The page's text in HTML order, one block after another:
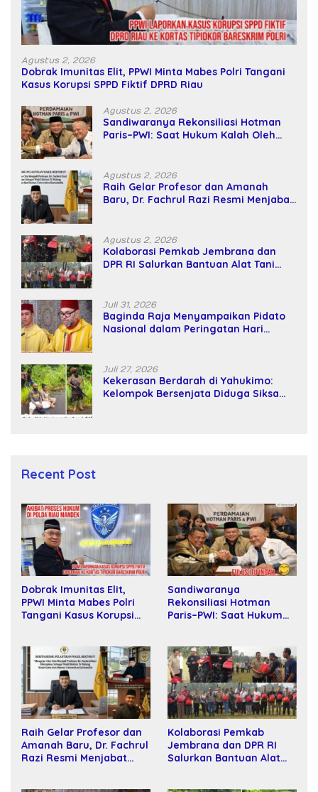
Agustus 2, 2026
Dobrak Imunitas Elit, PPWI Minta Mabes Polri Tangani
Kasus Korupsi SPPD Fiktif DPRD Riau
Agustus 2, 2026
Sandiwaranya Rekonsiliasi Hotman
Paris–PWI: Saat Hukum Kalah Oleh
Agustus 2, 2026
Raih Gelar Profesor dan Amanah
Baru, Dr. Fachrul Razi Resmi Menjabat
Agustus 2, 2026
Kolaborasi Pemkab Jembrana dan
DPR RI Salurkan Bantuan Alat Tani
Juli 31, 2026
Baginda Raja Menyampaikan Pidato
Nasional dalam Peringatan Hari
Juli 27, 2026
Kekerasan Berdarah di Yahukimo:
Kelompok Bersenjata Diduga Siksa
Recent Post
Dobrak Imunitas Elit,
PPWI Minta Mabes Polri
Tangani Kasus Korupsi
Sandiwaranya
Rekonsiliasi Hotman
Paris–PWI: Saat Hukum
Raih Gelar Profesor dan
Amanah Baru, Dr. Fachrul
Razi Resmi Menjabat
Kolaborasi Pemkab
Jembrana dan DPR RI
Salurkan Bantuan Alat